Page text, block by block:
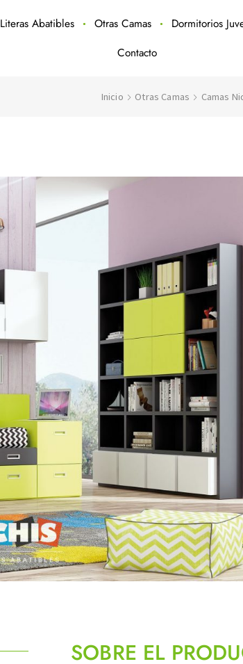
Literas Abatibles Otras Camas Dormitorios
Contacto
Inicio Otras Camas Camas
SOBRE EL